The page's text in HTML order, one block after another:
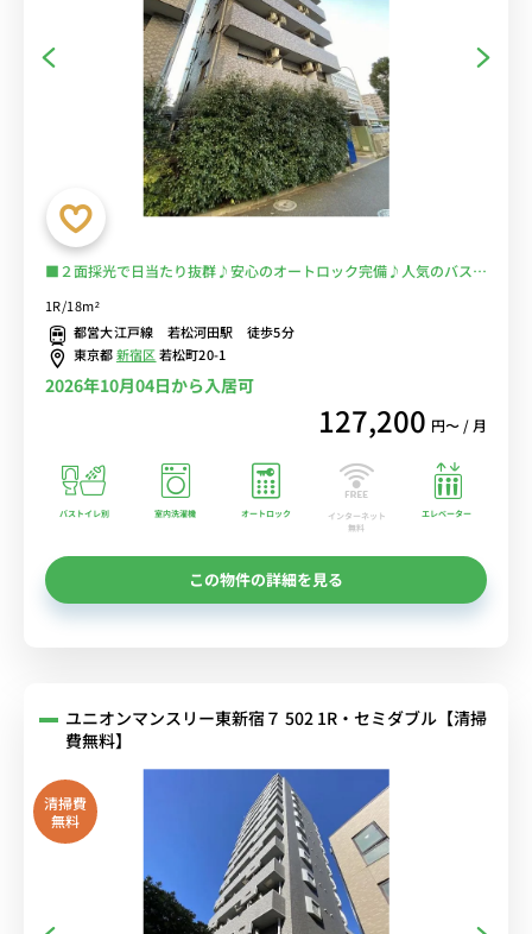
■２面採光で日当たり抜群♪安心のオートロック完備♪人気のバスト
に♪電車に乗るのを完全回避で安心！■選べるWi-Fi格安レンタル
中！
1R/18m²
都営大江戸線 若松河田駅 徒歩5分
東京都新宿区若松町20-1
2026年10月04日から入居可
127,200 円〜 / 月
バストイレ別 室内洗濯機 オートロック
インターネット
無料
エレベーター
この物件の詳細を見る
ユニオンマンスリー東新宿７ 502 1R・セミダブル【清掃
費無料】
清掃費
無料